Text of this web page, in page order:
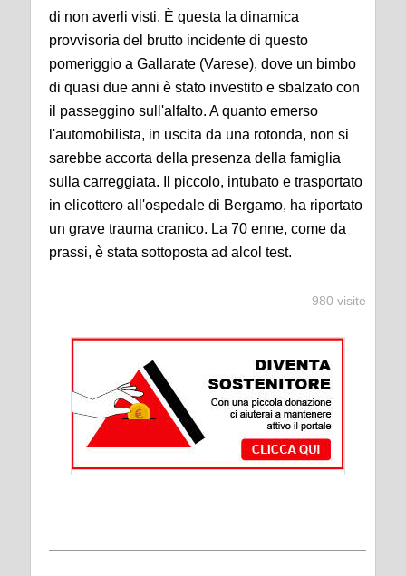
di non averli visti. È questa la dinamica
provvisoria del brutto incidente di questo
pomeriggio a Gallarate (Varese), dove un bimbo
di quasi due anni è stato investito e sbalzato con
il passeggino sull'alfalto. A quanto emerso
l'automobilista, in uscita da una rotonda, non si
sarebbe accorta della presenza della famiglia
sulla carreggiata. Il piccolo, intubato e trasportato
in elicottero all'ospedale di Bergamo, ha riportato
un grave trauma cranico. La 70 enne, come da
prassi, è stata sottoposta ad alcol test.
980 visite